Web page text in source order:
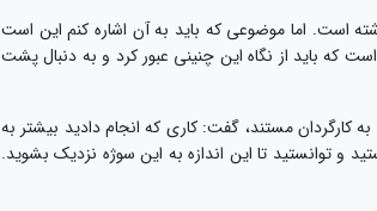
اما موضوعی که باید به آن اشاره کنم این است
که باید از نگاه این چنینی عبور کرد و به دنبال پشت
مستند، گفت: کاری که انجام دادید بیشتر به
توانستید تا این اندازه به این سوژه نزدیک بشوید.